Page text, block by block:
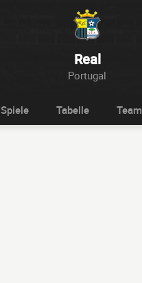
Real
Portugal
Spiele Tabelle Team